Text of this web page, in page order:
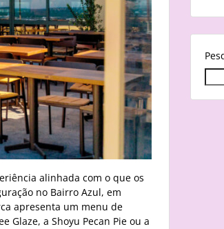
alinhada com o que os
no Bairro Azul, em
apresenta um menu de
Glaze, a Shoyu Pecan Pie ou a